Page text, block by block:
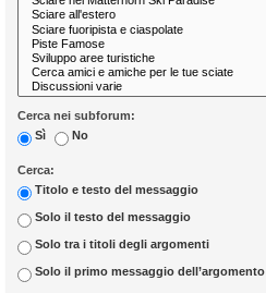
Cerca nei subforum:
Sì
No
Cerca:
Titolo e testo del messaggio
Solo il testo del messaggio
Solo tra i titoli degli argomenti
Solo il primo messaggio dell’argomento